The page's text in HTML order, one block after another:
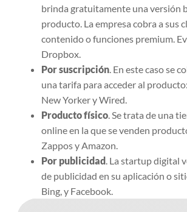
brinda gratuitamente una versión
producto. La empresa cobra a sus
contenido o funciones premium.
Dropbox.
Por suscripción. En este caso se
una tarifa para acceder al
New Yorker y Wired.
Producto físico. Se trata de una
online en la que se venden
Zappos y Amazon.
Por publicidad. La startup digital
de publicidad en su aplicación o
Bing, y Facebook.